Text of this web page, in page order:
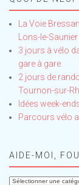
La Voie
Lons-le-Saunier
3 jours à vélo
gare à gare
2 jours de
Tournon-sur-
Idées week-
Parcours vélo
AIDE-MOI,
Aide-